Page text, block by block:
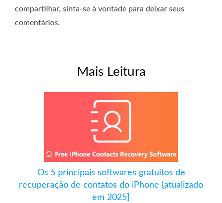
compartilhar, sinta-se à vontade para deixar seus
comentários.
Mais Leitura
Os 5 principais softwares gratuitos de
recuperação de contatos do iPhone [atualizado
em 2025]